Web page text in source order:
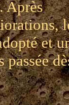
Après
et
passée